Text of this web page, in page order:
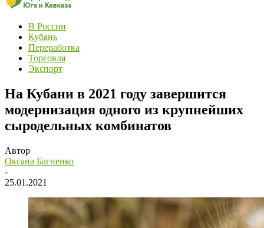
В России
Кубань
Переработка
Торговля
Экспорт
На Кубани в 2021 году завершится
модернизация одного из крупнейших
сыродельных комбинатов
Автор
Оксана Багненко
-
25.01.2021